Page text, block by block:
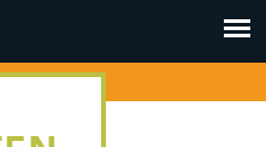
Toggle